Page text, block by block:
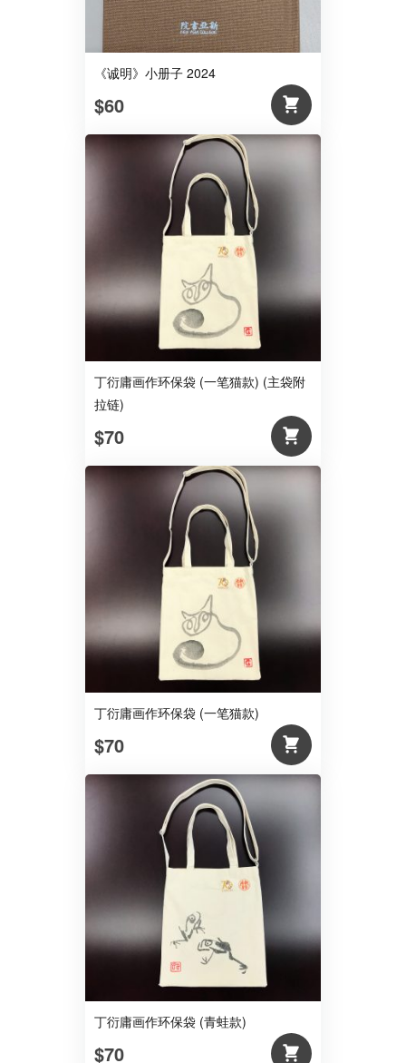
《诚明》小册子 2024
$60
丁衍庸画作环保袋 (一笔猫款) (主袋附
拉链)
$70
丁衍庸画作环保袋 (一笔猫款)
$70
丁衍庸画作环保袋 (青蛙款)
$70